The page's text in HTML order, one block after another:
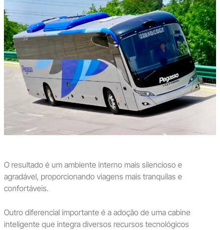
O resultado é um ambiente interno mais silencioso e
agradável, proporcionando viagens mais tranquilas e
confortáveis.
Outro diferencial importante é a adoção de uma cabine
inteligente que integra diversos recursos tecnológicos